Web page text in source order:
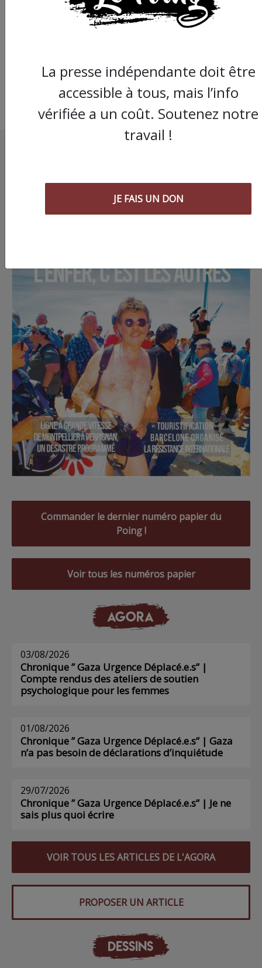
pacifiste face à
de l'Ukraine
Commander le dernier numéro papier du
Poing !
Voir tous les numéros papier
AGORA
03/08/2026
Chronique ” Gaza Urgence Déplacé.e.s” |
Compte rendus des ateliers de soutien
psychologique pour les femmes
01/08/2026
Chronique ” Gaza Urgence Déplacé.e.s” | Gaza
n’a pas besoin de déclarations d’inquiétude
29/07/2026
Chronique ” Gaza Urgence Déplacé.e.s” | Je ne
sais plus quoi écrire
VOIR TOUS LES ARTICLES DE L'AGORA
PROPOSER UN ARTICLE
DESSINS
La presse indépendante doit être
accessible à tous, mais l’info
vérifiée a un coût. Soutenez notre
travail !
JE FAIS UN DON